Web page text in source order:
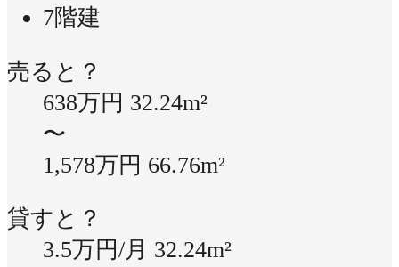
7階建
売ると？
638万円 32.24m²
〜
1,578万円 66.76m²
貸すと？
3.5万円/月 32.24m²